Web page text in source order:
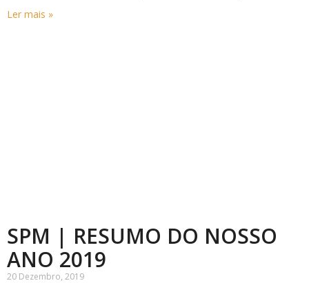
Ler mais »
SPM | RESUMO DO NOSSO
ANO 2019
20 Dezembro, 2019